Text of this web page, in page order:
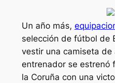
Un año más,
selección de fútbol de
vestir una camiseta de
entrenador se estrenó
la Coruña con una